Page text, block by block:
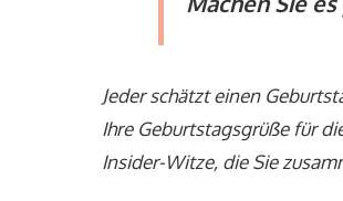
Jeder schätzt einen
Ihre Geburtstagsgrüße für
Insider-Witze, die Sie